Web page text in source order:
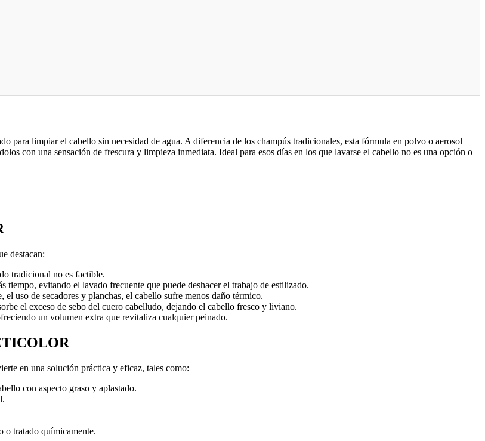
para limpiar el cabello sin necesidad de agua. A diferencia de los champús tradicionales, esta fórmula en polvo o aerosol
con una sensación de frescura y limpieza inmediata. Ideal para esos días en los que lavarse el cabello no es una opción o
destacan:
tradicional no es factible.
tiempo, evitando el lavado frecuente que puede deshacer el trabajo de estilizado.
uso de secadores y planchas, el cabello sufre menos daño térmico.
el exceso de sebo del cuero cabelludo, dejando el cabello fresco y liviano.
un volumen extra que revitaliza cualquier peinado.
en una solución práctica y eficaz, tales como:
con aspecto graso y aplastado.
o tratado químicamente.